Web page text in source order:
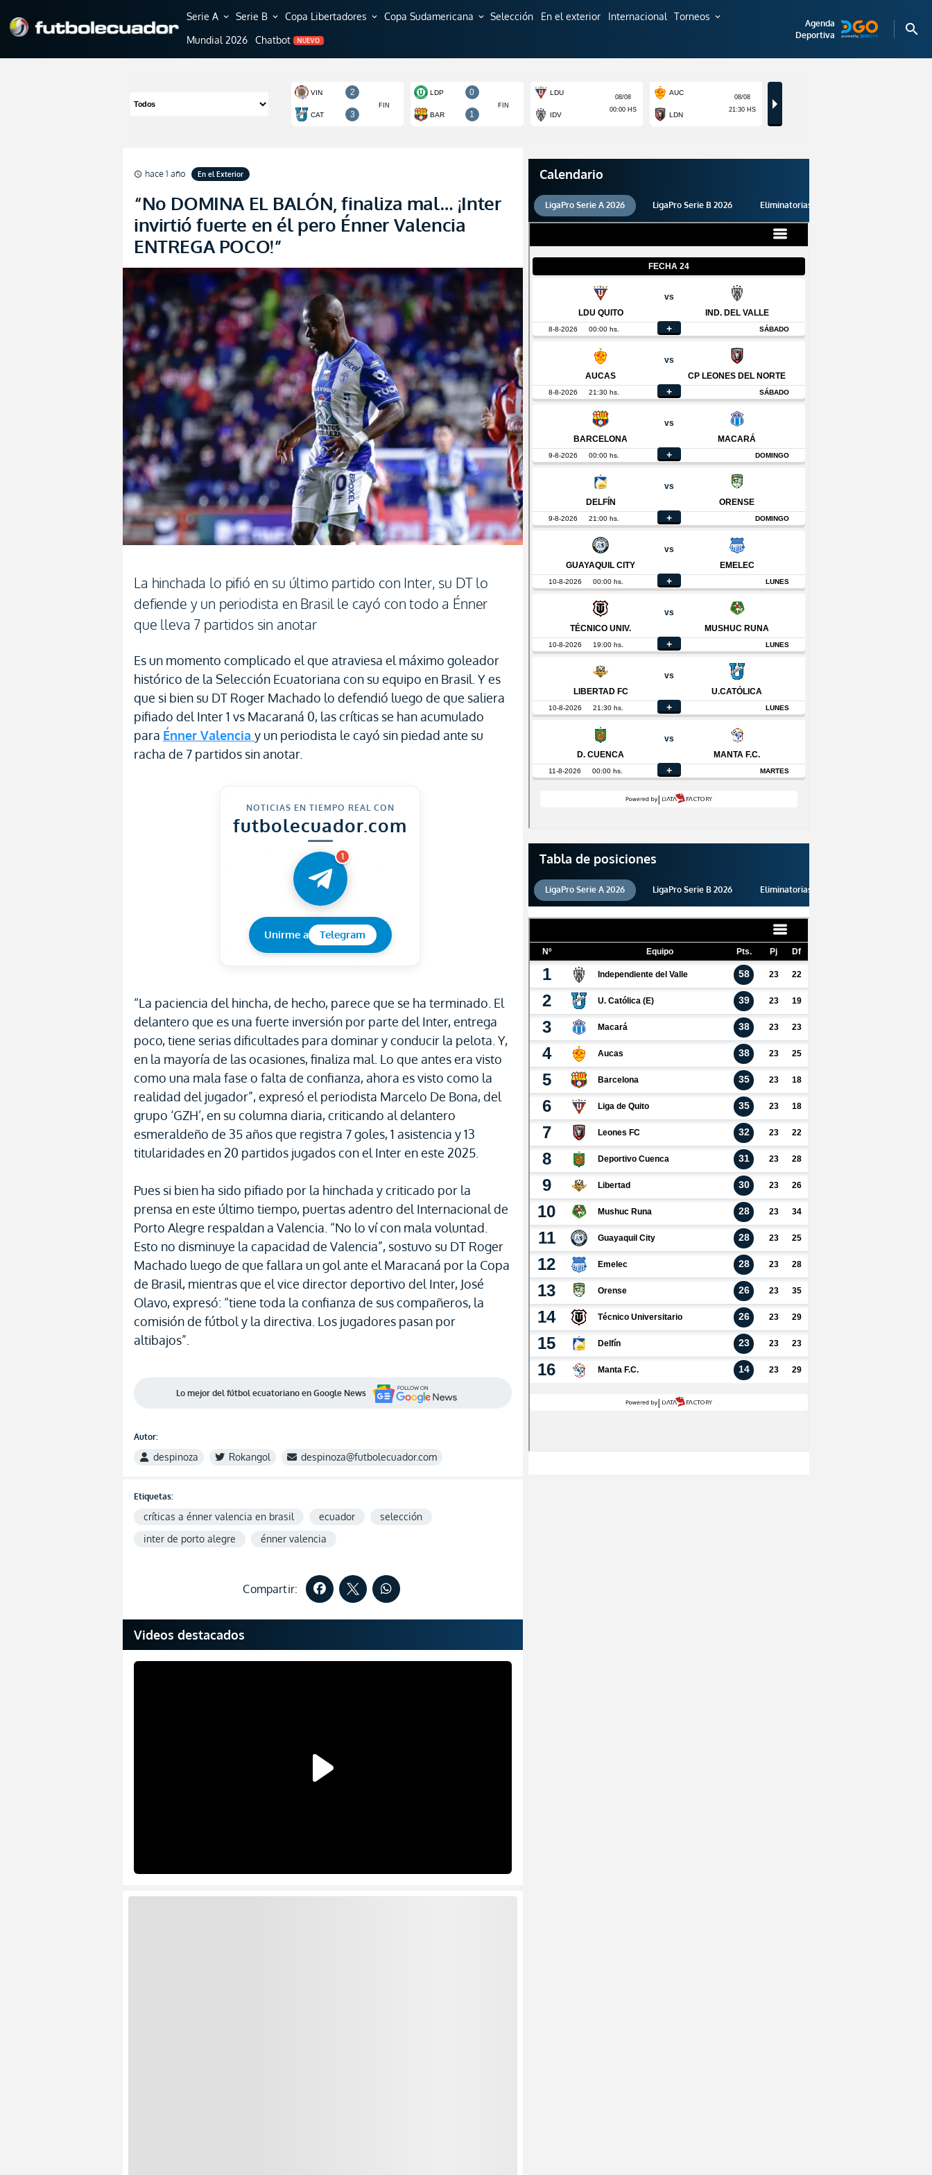
Serie A expand_more Serie B expand_more Copa Libertadores expand_more Copa Sudamericana expand_more Selección En el exterior Internacional Torneos expand_more
Mundial 2026 Chatbot NUEVO
Agenda
Deportiva
search
schedule hace 1 año En el Exterior
“No DOMINA EL BALÓN, finaliza mal… ¡Inter
invirtió fuerte en él pero Énner Valencia
ENTREGA POCO!”
La hinchada lo pifió en su último partido con Inter, su DT lo
defiende y un periodista en Brasil le cayó con todo a Énner
que lleva 7 partidos sin anotar
Es un momento complicado el que atraviesa el máximo goleador
histórico de la Selección Ecuatoriana con su equipo en Brasil. Y es
que si bien su DT Roger Machado lo defendió luego de que saliera
pifiado del Inter 1 vs Macaraná 0, las críticas se han acumulado
para Énner Valencia y un periodista le cayó sin piedad ante su
racha de 7 partidos sin anotar.
NOTICIAS EN TIEMPO REAL CON
futbolecuador.com
1
Unirme a Telegram
“La paciencia del hincha, de hecho, parece que se ha terminado. El
delantero que es una fuerte inversión por parte del Inter, entrega
poco, tiene serias dificultades para dominar y conducir la pelota. Y,
en la mayoría de las ocasiones, finaliza mal. Lo que antes era visto
como una mala fase o falta de confianza, ahora es visto como la
realidad del jugador”, expresó el periodista Marcelo De Bona, del
grupo ‘GZH’, en su columna diaria, criticando al delantero
esmeraldeño de 35 años que registra 7 goles, 1 asistencia y 13
titularidades en 20 partidos jugados con el Inter en este 2025.
Pues si bien ha sido pifiado por la hinchada y criticado por la
prensa en este último tiempo, puertas adentro del Internacional de
Porto Alegre respaldan a Valencia. “No lo ví con mala voluntad.
Esto no disminuye la capacidad de Valencia”, sostuvo su DT Roger
Machado luego de que fallara un gol ante el Maracaná por la Copa
de Brasil, mientras que el vice director deportivo del Inter, José
Olavo, expresó: “tiene toda la confianza de sus compañeros, la
comisión de fútbol y la directiva. Los jugadores pasan por
altibajos”.
Lo mejor del fútbol ecuatoriano en Google News
Autor:
despinoza Rokangol despinoza@futbolecuador.com
Etiquetas:
críticas a énner valencia en brasil ecuador
selección
inter de porto alegre
énner valencia
Compartir:
Videos destacados
Calendario
LigaPro Serie A 2026 LigaPro Serie B 2026 Eliminatorias 2026
Tabla de posiciones
LigaPro Serie A 2026 LigaPro Serie B 2026 Eliminatorias 2026